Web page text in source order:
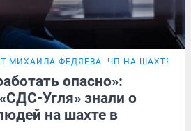
МИХАИЛА ФЕДЯЕВА ЧП НА ШАХТЕ
опасно»:
Угля» знали о
на шахте в